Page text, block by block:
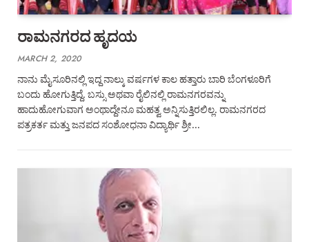
ರಾಮನಗರದ ಹೃದಯ
MARCH 2, 2020
ನಾನು ಮೈಸೂರಿನಲ್ಲಿ ಇದ್ದ ನಾಲ್ಕು ವರ್ಷಗಳ ಕಾಲ ಹತ್ತಾರು ಬಾರಿ ಬೆಂಗಳೂರಿಗೆ
ಬಂದು ಹೋಗುತ್ತಿದ್ದೆ. ಬಸ್ಸು ಅಥವಾ ರೈಲಿನಲ್ಲಿ ರಾಮನಗರವನ್ನು
ಹಾದುಹೋಗುವಾಗ ಅಂಥಾದ್ದೇನೂ ಮಹತ್ವ ಅನ್ನಿಸುತ್ತಿರಲಿಲ್ಲ. ರಾಮನಗರದ
ಪತ್ರಕರ್ತ ಮತ್ತು ಜನಪದ ಸಂಶೋಧನಾ ವಿದ್ಯಾರ್ಥಿ ಶ್ರೀ…